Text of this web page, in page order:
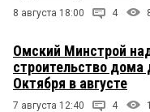
8 августа 18:00 4
Омский Минстрой
строительство
Октября в августе
7 августа 12:40 4